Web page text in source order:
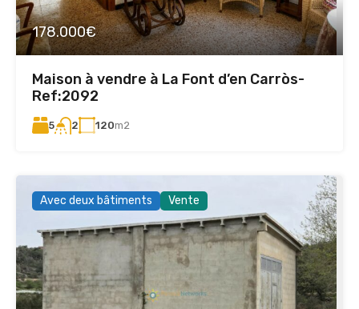
178.000€
Maison à vendre à La Font d’en Carròs-
Ref:2092
5 2 120m2
Avec deux bâtiments Vente